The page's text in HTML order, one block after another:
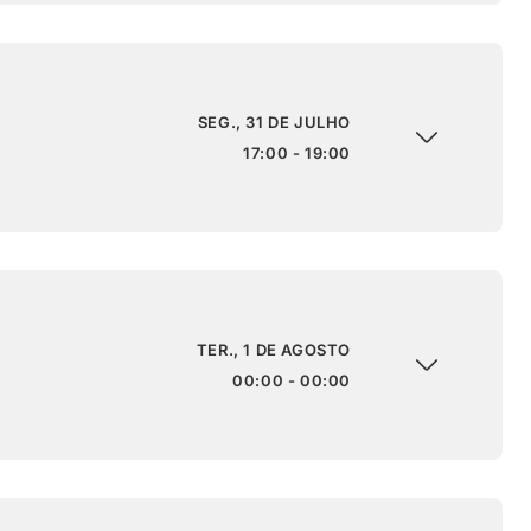
SEG., 31 DE JULHO
17:00 - 19:00
TER., 1 DE AGOSTO
00:00 - 00:00